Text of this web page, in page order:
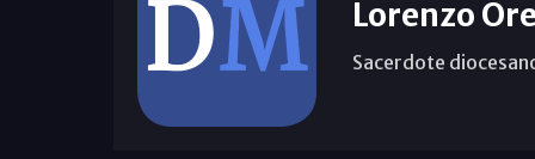
Lorenzo
Sacerdote